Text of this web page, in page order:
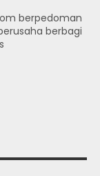
berpedoman
berbagi